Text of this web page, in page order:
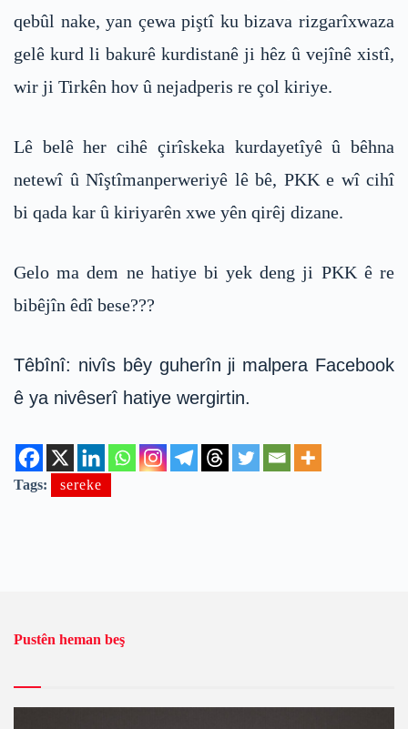
qebûl nake, yan çewa piştî ku bizava rizgarîxwaza
gelê kurd li bakurê kurdistanê ji hêz û vejînê xistî,
wir ji Tirkên hov û nejadperis re çol kiriye.
Lê belê her cihê çirîskeka kurdayetîyê û bêhna
netewî û Nîştîmanperweriyê lê bê, PKK e wî cihî
bi qada kar û kiriyarên xwe yên qirêj dizane.
Gelo ma dem ne hatiye bi yek deng ji PKK ê re
bibêjîn êdî bese???
Têbînî: nivîs bêy guherîn ji malpera Facebook
ê ya nivêserî hatiye wergirtin.
Tags: sereke
Pustên heman beş